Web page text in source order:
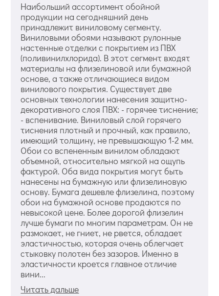
Наибольший ассортимент обойной
продукции на сегодняшний день
принадлежит виниловому сегменту.
Виниловыми обоями называют рулонные
настенные отделки с покрытием из ПВХ
(поливинилхлорида). В этот сегмент входят
материалы на флизелиновой или бумажной
основе, а также отличающиеся видом
винилового покрытия. Существует две
основных технологии нанесения защитно-
декоративного слоя ПВХ: - горячее тиснение;
- вспенивание. Виниловый слой горячего
тиснения плотный и прочный, как правило,
имеющий толщину, не превышающую 1-2 мм.
Обои со вспененным винилом обладают
объемной, относительно мягкой на ощупь
фактурой. Оба вида покрытия могут быть
нанесены на бумажную или флизелиновую
основу. Бумага дешевле флизелина, поэтому
обои на бумажной основе продаются по
невысокой цене. Более дорогой флизелин
лучше бумаги по многим параметрам. Он не
размокает, не гниет, не рвется, обладает
эластичностью, которая очень облегчает
стыковку полотен без зазоров. Именно в
эластичности кроется главное отличие
вини...
Читать дальше